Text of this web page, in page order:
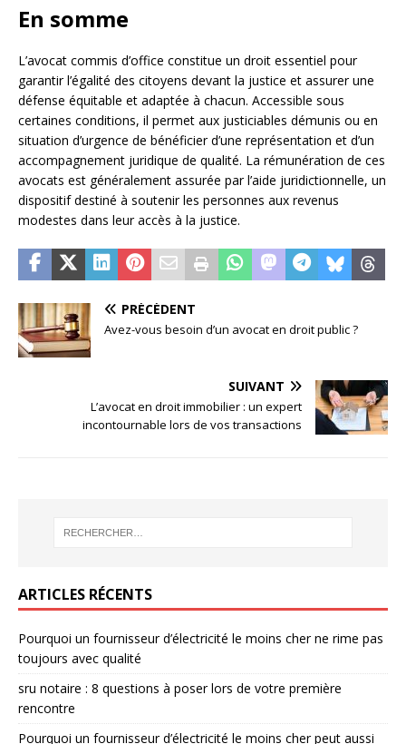
En somme
L’avocat commis d’office constitue un droit essentiel pour
garantir l’égalité des citoyens devant la justice et assurer une
défense équitable et adaptée à chacun. Accessible sous
certaines conditions, il permet aux justiciables démunis ou en
situation d’urgence de bénéficier d’une représentation et d’un
accompagnement juridique de qualité. La rémunération de ces
avocats est généralement assurée par l’aide juridictionnelle, un
dispositif destiné à soutenir les personnes aux revenus
modestes dans leur accès à la justice.
PRÉCÉDENT
Avez-vous besoin d’un avocat en droit public ?
SUIVANT
L’avocat en droit immobilier : un expert
incontournable lors de vos transactions
ARTICLES RÉCENTS
Pourquoi un fournisseur d’électricité le moins cher ne rime pas
toujours avec qualité
sru notaire : 8 questions à poser lors de votre première
rencontre
Pourquoi un fournisseur d’électricité le moins cher peut aussi